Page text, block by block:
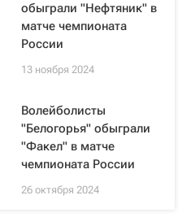
обыграли "Нефтяник" в
матче чемпионата
России
13 ноября 2024
Волейболисты
"Белогорья" обыграли
"Факел" в матче
чемпионата России
26 октября 2024